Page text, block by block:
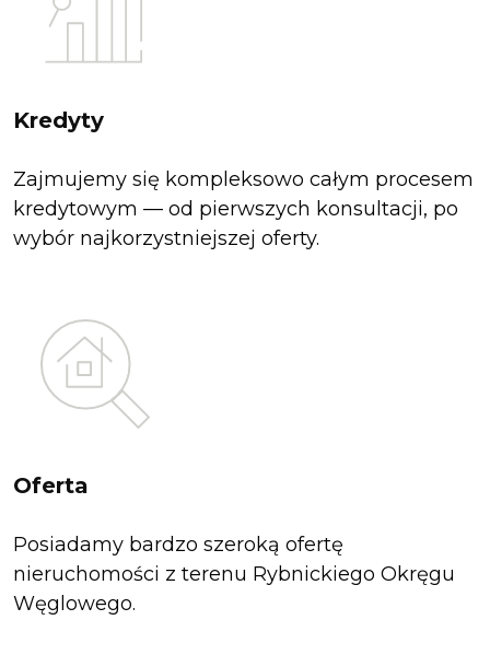
Kredyty
Zajmujemy się kompleksowo całym procesem
kredytowym — od pierwszych konsultacji, po
wybór najkorzystniejszej oferty.
Oferta
Posiadamy bardzo szeroką ofertę
nieruchomości z terenu Rybnickiego Okręgu
Węglowego.